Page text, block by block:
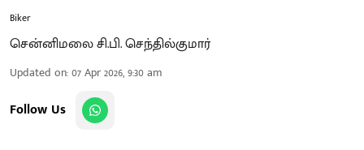
Biker
சென்னிமலை சி.பி. செந்தில்குமார்
Updated on:07 Apr 2026, 9:30 am
Follow Us